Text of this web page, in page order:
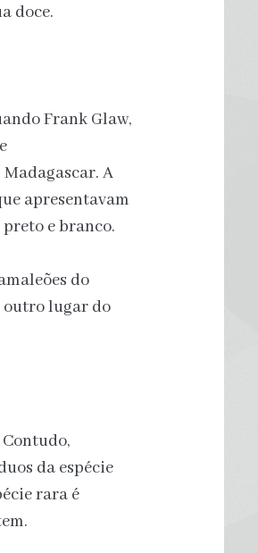
doce.
Frank Glaw,
A
apresentavam
e branco.
do
outro lugar do
da espécie
rara é